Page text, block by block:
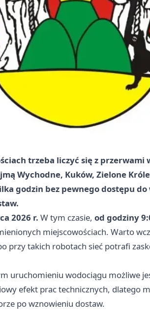
trzeba liczyć się z przerwami
Wychodne, Kuków, Zielone
godzin bez pewnego dostępu
2026 r. W tym czasie, od godziny
miejscowościach. Warto
przy takich robotach sieć potrafi
uruchomieniu wodociągu możliwe
efekt prac technicznych, dlatego
po wznowieniu dostaw.